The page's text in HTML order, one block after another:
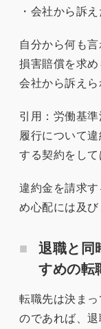
・会社から訴
自分から何も
損害賠償を求め
会社から訴えら
引用：労働基
履行について
する契約をして
違約金を請求
め心配には及び
退職と同
すめの転
転職先は決ま
のであれば、